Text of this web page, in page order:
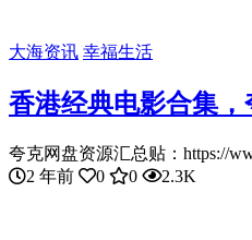
大海资讯 幸福生活
香港经典电影合集
夸克网盘资源汇总贴：https://
2 年前
0 0 2.3K